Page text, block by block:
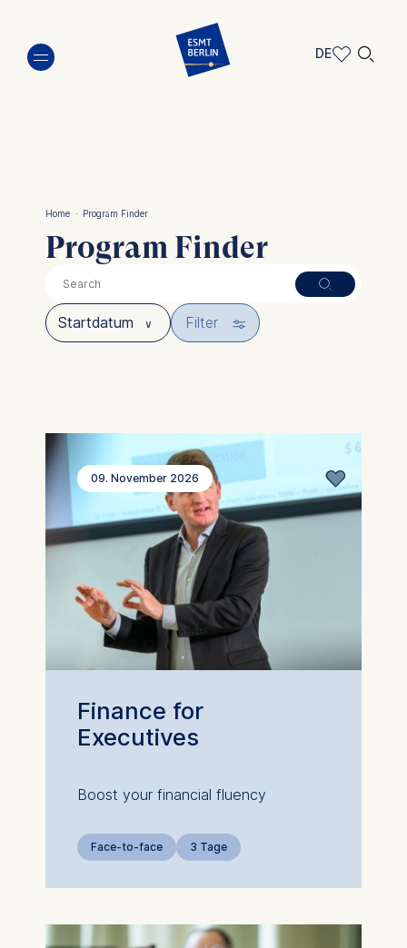
zum
Inhalt
DE 🔍︎
Pfadnavigation
Home · Program Finder
Program Finder
Filter 🎚︎
09. November 2026
Finance for
Executives
Boost your financial fluency
Face-to-face 3 Tage